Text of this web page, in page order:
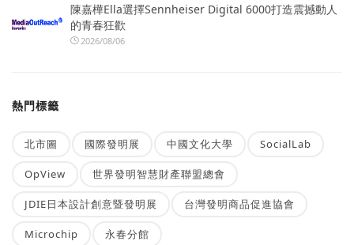
陳嘉樺Ella選擇Sennheiser Digital 6000打造震撼動人
的青春狂歡
2026/08/06
熱門標籤
北市圖 國際發明展 中國文化大學 SocialLab
OpView 世界發明智慧財產聯盟總會
JDIE日本設計創意暨發明展 台灣發明商品促進協會
Microchip 永春分館